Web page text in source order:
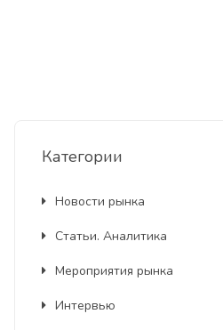
Категории
Новости рынка
Статьи. Аналитика
Мероприятия рынка
Интервью